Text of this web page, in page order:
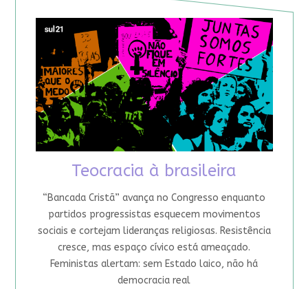
Teocracia à brasileira
“Bancada Cristã” avança no Congresso enquanto
partidos progressistas esquecem movimentos
sociais e cortejam lideranças religiosas. Resistência
cresce, mas espaço cívico está ameaçado.
Feministas alertam: sem Estado laico, não há
democracia real